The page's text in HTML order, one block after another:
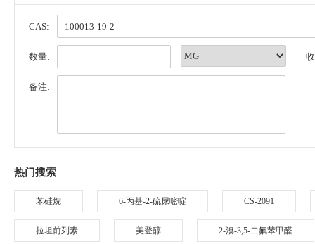
CAS:
数量:
备注:
热门搜索
苯硅烷 6-丙基-2-硫尿嘧啶 CS-2091
拉坦前列素 美登醇 2-溴-3,5-二氟苯甲醛